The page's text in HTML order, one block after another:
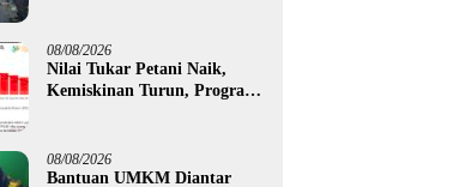
08/08/2026
Nilai Tukar Petani Naik,
Kemiskinan Turun, Program
08/08/2026
Bantuan UMKM Diantar